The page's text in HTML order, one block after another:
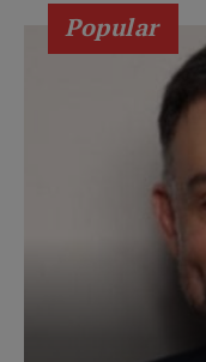
Popular